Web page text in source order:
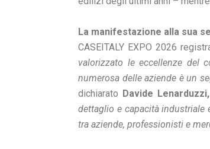
La manifestazione alla sua
CASEITALY EXPO 2026
valorizzato le eccellenze del
numerosa delle aziende è un
dichiarato Davide
dettaglio e capacità industriale
tra aziende, professionisti e